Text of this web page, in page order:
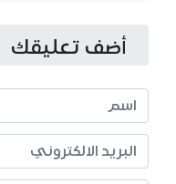
أضف تعليقك